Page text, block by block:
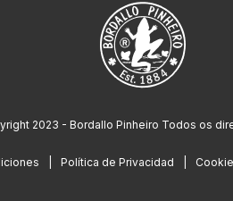
2023 - Bordallo Pinheiro Todos os
Política de Privacidad